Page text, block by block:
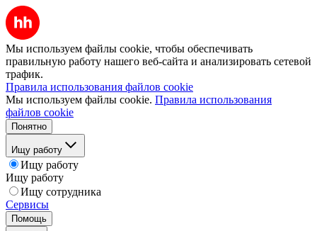
Мы используем файлы cookie, чтобы обеспечивать
правильную работу нашего веб-сайта и анализировать сетевой
трафик.
Правила использования файлов cookie
Мы используем файлы cookie. Правила использования
файлов cookie
Понятно
Ищу работу
Ищу работу
Ищу работу
Ищу сотрудника
Сервисы
Помощь